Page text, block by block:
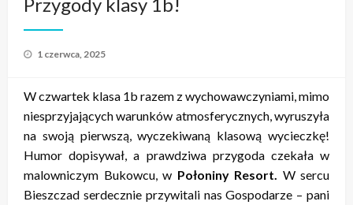
Opublikowane
1 czerwca, 2025
W czwartek klasa 1b razem z wychowawczyniami, mimo
niesprzyjających warunków atmosferycznych, wyruszyła
na swoją pierwszą, wyczekiwaną klasową wycieczkę!
Humor dopisywał, a prawdziwa przygoda czekała w
malowniczym Bukowcu, w Połoniny Resort. W sercu
Bieszczad serdecznie przywitali nas Gospodarze – pani